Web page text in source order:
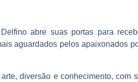
abre suas portas para
aguardados pelos apaixonados
diversão e conhecimento, com